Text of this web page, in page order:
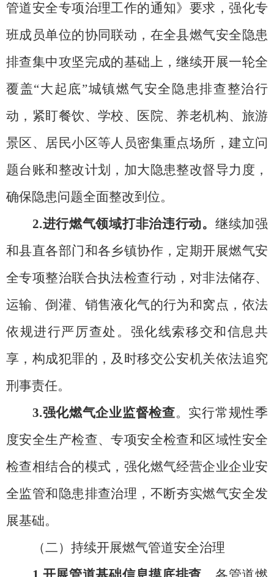
管道安全专项治理工作的通知》要求，强化专
班成员单位的协同联动，在全县燃气安全隐患
排查集中攻坚完成的基础上，继续开展一轮全
覆盖“大起底”城镇燃气安全隐患排查整治行
动，紧盯餐饮、学校、医院、养老机构、旅游
景区、居民小区等人员密集重点场所，建立问
题台账和整改计划，加大隐患整改督导力度，
确保隐患问题全面整改到位。
2.进行燃气领域打非治违行动。 继续加强
和县直各部门和各乡镇协作，定期开展燃气安
全专项整治联合执法检查行动，对非法储存、
运输、倒灌、销售液化气的行为和窝点，依法
依规进行严厉查处。强化线索移交和信息共
享，构成犯罪的，及时移交公安机关依法追究
刑事责任。
3.强化燃气企业监督检查。实行常规性季
度安全生产检查、专项安全检查和区域性安全
检查相结合的模式， 强化燃气经营企业企业安
全监管和隐患排查治理，不断夯实燃气安全发
展基础。
（二）持续开展燃气管道安全治理